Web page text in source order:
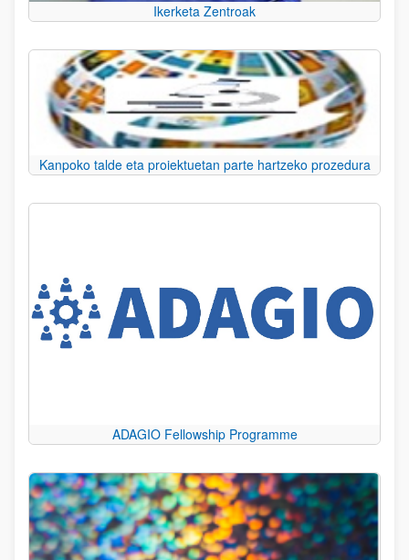
Ikerketa Zentroak
Kanpoko talde eta proiektuetan parte hartzeko prozedura
ADAGIO Fellowship Programme